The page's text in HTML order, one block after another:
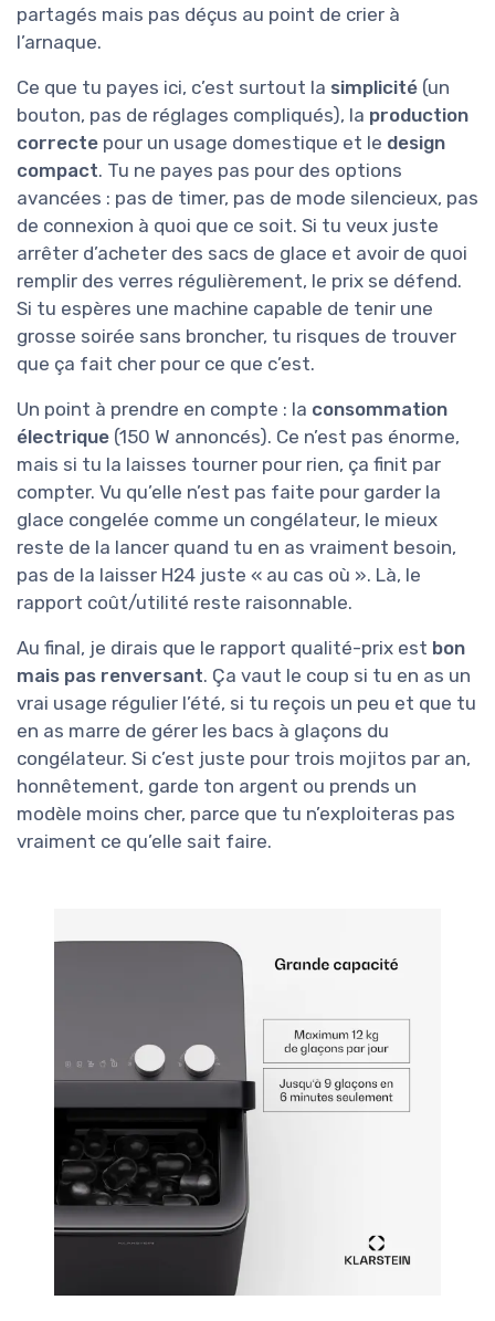
partagés mais pas déçus au point de crier à
l’arnaque.
Ce que tu payes ici, c’est surtout la simplicité (un
bouton, pas de réglages compliqués), la production
correcte pour un usage domestique et le design
compact. Tu ne payes pas pour des options
avancées : pas de timer, pas de mode silencieux, pas
de connexion à quoi que ce soit. Si tu veux juste
arrêter d’acheter des sacs de glace et avoir de quoi
remplir des verres régulièrement, le prix se défend.
Si tu espères une machine capable de tenir une
grosse soirée sans broncher, tu risques de trouver
que ça fait cher pour ce que c’est.
Un point à prendre en compte : la consommation
électrique (150 W annoncés). Ce n’est pas énorme,
mais si tu la laisses tourner pour rien, ça finit par
compter. Vu qu’elle n’est pas faite pour garder la
glace congelée comme un congélateur, le mieux
reste de la lancer quand tu en as vraiment besoin,
pas de la laisser H24 juste « au cas où ». Là, le
rapport coût/utilité reste raisonnable.
Au final, je dirais que le rapport qualité-prix est bon
mais pas renversant. Ça vaut le coup si tu en as un
vrai usage régulier l’été, si tu reçois un peu et que tu
en as marre de gérer les bacs à glaçons du
congélateur. Si c’est juste pour trois mojitos par an,
honnêtement, garde ton argent ou prends un
modèle moins cher, parce que tu n’exploiteras pas
vraiment ce qu’elle sait faire.